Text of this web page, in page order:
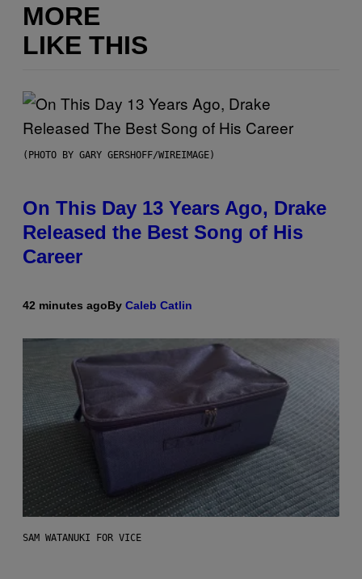
MORE
LIKE THIS
(PHOTO BY GARY GERSHOFF/WIREIMAGE)
On This Day 13 Years Ago, Drake
Released the Best Song of His
Career
42 minutes agoBy Caleb Catlin
SAM WATANUKI FOR VICE